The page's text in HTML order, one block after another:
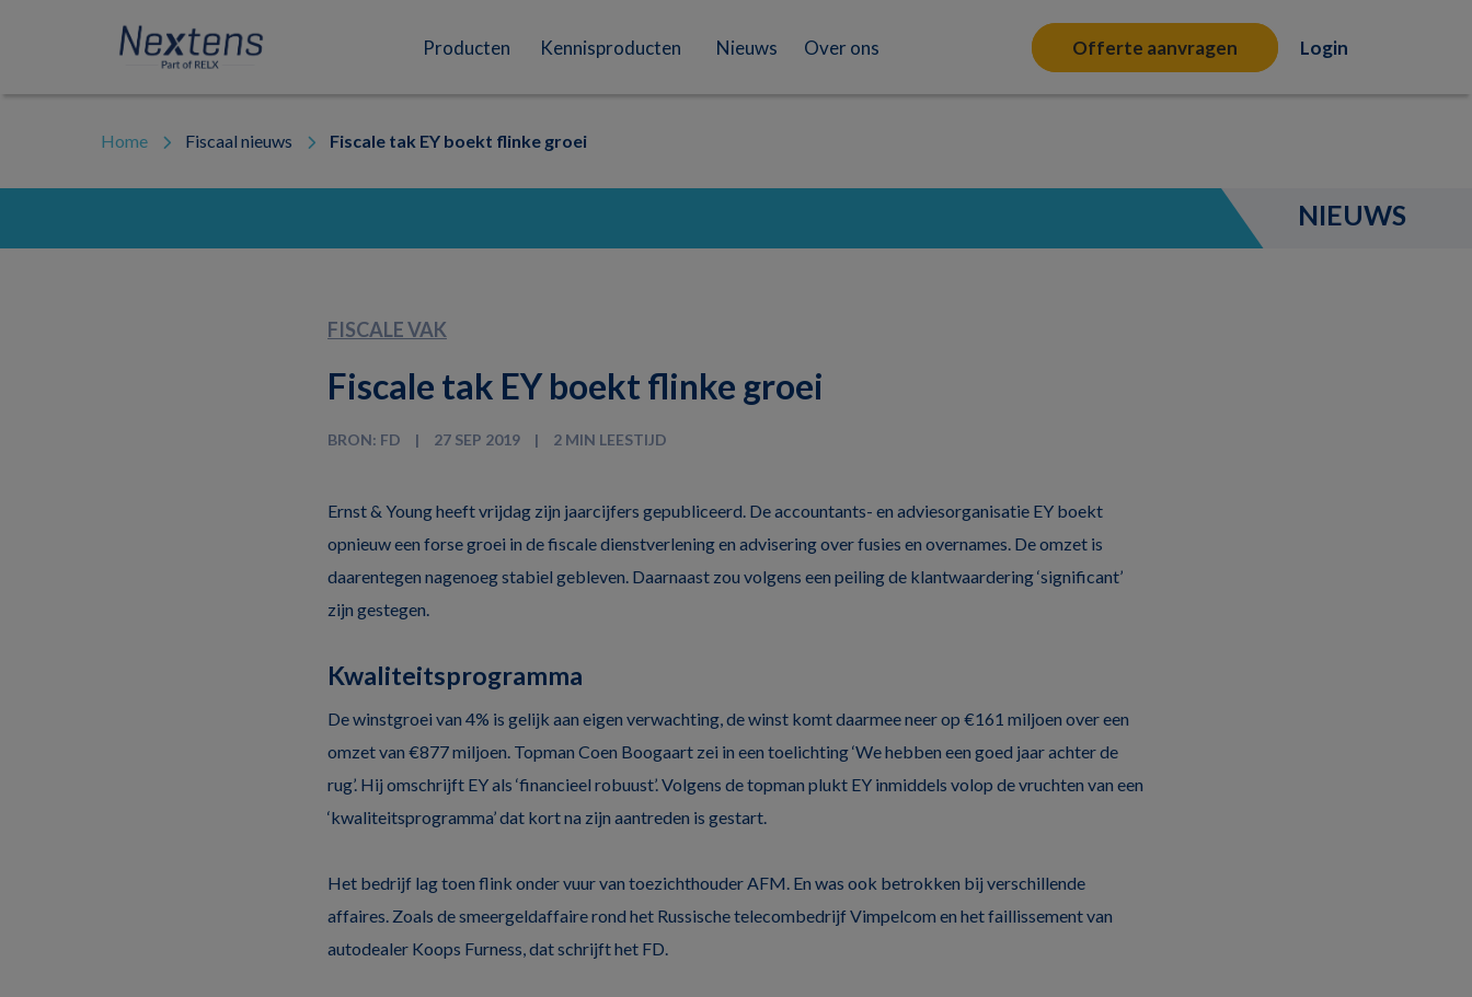
Nextens
Fiscaal
van
professionals
Producten Kennisproducten Nieuws Over ons Offerte aanvragen Login
Home Fiscaal nieuws Fiscale tak EY boekt flinke groei
NIEUWS
FISCALE VAK
Fiscale tak EY boekt flinke groei
BRON: FD 27 SEP 2019 2 MIN LEESTIJD
Ernst & Young heeft vrijdag zijn jaarcijfers gepubliceerd. De accountants- en adviesorganisatie EY boekt
opnieuw een forse groei in de fiscale dienstverlening en advisering over fusies en overnames. De omzet is
daarentegen nagenoeg stabiel gebleven. Daarnaast zou volgens een peiling de klantwaardering ‘significant’
zijn gestegen.
Kwaliteitsprogramma
De winstgroei van 4% is gelijk aan eigen verwachting, de winst komt daarmee neer op €161 miljoen over een
omzet van €877 miljoen. Topman Coen Boogaart zei in een toelichting ‘We hebben een goed jaar achter de
rug’. Hij omschrijft EY als ‘financieel robuust’. Volgens de topman plukt EY inmiddels volop de vruchten van een
‘kwaliteitsprogramma’ dat kort na zijn aantreden is gestart.
Het bedrijf lag toen flink onder vuur van toezichthouder AFM. En was ook betrokken bij verschillende
affaires. Zoals de smeergeldaffaire rond het Russische telecombedrijf Vimpelcom en het faillissement van
autodealer Koops Furness, dat schrijft het FD.